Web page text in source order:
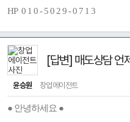
HP 0 1 0 - 5 0 2 9 - 0 7 1 3
[답변] 매도상담 언
윤승원 창업에이전트
● 안녕하세요 ●